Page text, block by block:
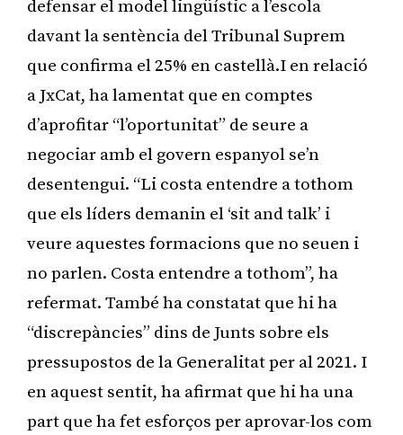
defensar el model lingüístic a l’escola
davant la sentència del Tribunal Suprem
que confirma el 25% en castellà.I en relació
a JxCat, ha lamentat que en comptes
d’aprofitar “l’oportunitat” de seure a
negociar amb el govern espanyol se’n
desentengui. “Li costa entendre a tothom
que els líders demanin el ‘sit and talk’ i
veure aquestes formacions que no seuen i
no parlen. Costa entendre a tothom”, ha
refermat. També ha constatat que hi ha
“discrepàncies” dins de Junts sobre els
pressupostos de la Generalitat per al 2021. I
en aquest sentit, ha afirmat que hi ha una
part que ha fet esforços per aprovar-los com